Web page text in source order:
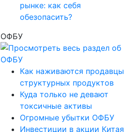
рынке: как себя
обезопасить?
ОФБУ
Как наживаются продавцы
структурных продуктов
Куда только не девают
токсичные активы
Огромные убытки ОФБУ
Инвестиции в акции Китая